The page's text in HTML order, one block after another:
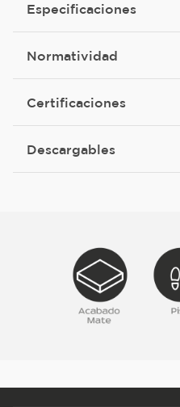
Especificaciones
Normatividad
Certificaciones
Descargables